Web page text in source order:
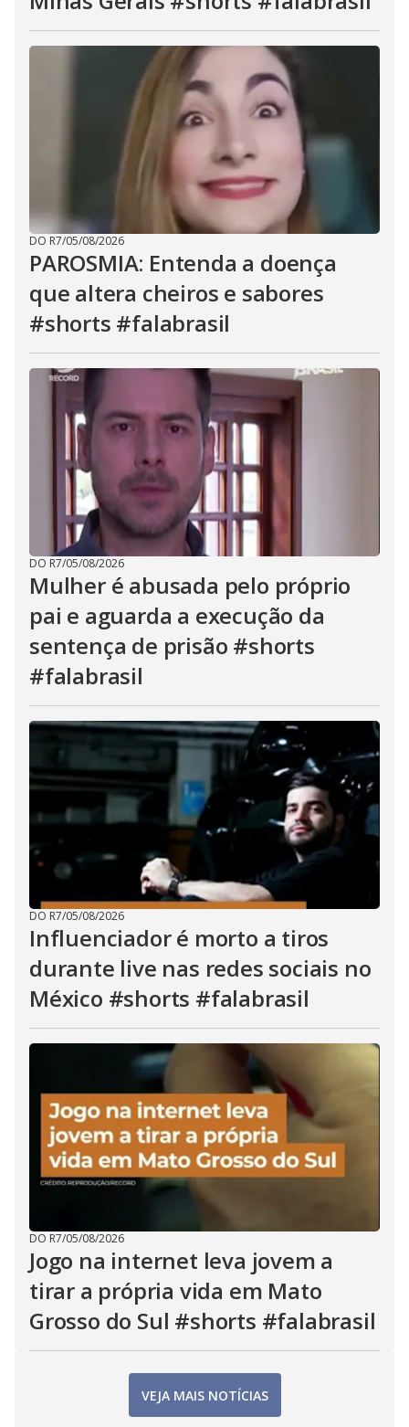
DO R7/05/08/2026
PAROSMIA: Entenda a doença
que altera cheiros e sabores
#shorts #falabrasil
DO R7/05/08/2026
Mulher é abusada pelo próprio
pai e aguarda a execução da
sentença de prisão #shorts
#falabrasil
DO R7/05/08/2026
Influenciador é morto a tiros
durante live nas redes sociais no
México #shorts #falabrasil
DO R7/05/08/2026
Jogo na internet leva jovem a
tirar a própria vida em Mato
Grosso do Sul #shorts #falabrasil
VEJA MAIS NOTÍCIAS